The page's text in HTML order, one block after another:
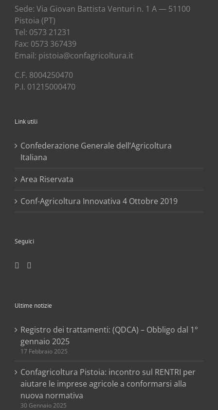
Sede: Via Gio­van Bat­ti­sta Ven­tu­ri n. 1 A — 51100
Pisto­ia (PT)
Tel: 0573 21231
Fax: 0573 367439
Email: pistoia@confagricoltura.it
C.F. 8004250470
P.I. 01215000470
Link utili
Confederazione Generale dell’Agricoltura
Italiana
Area Riservata
Conf-Agricoltura Innovativa 4 Ottobre 2019
Seguici
Ultime notizie
Registro dei trattamenti: (QDCA) – Obbligo dal 1°
gennaio 2025
17 Febbraio 2025
Confagricoltura Pistoia: incontro sul RENTRI per
aiutare le imprese agricole a conformarsi alla
nuova normativa
30 Gennaio 2025